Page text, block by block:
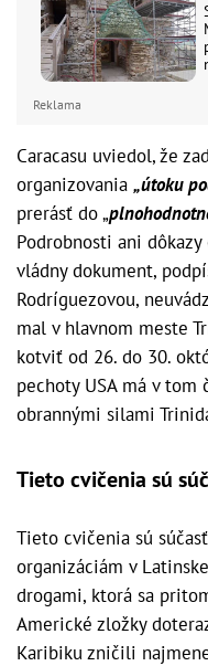
Reklama
Caracasu uviedol, že
organizovania „útoku
prerásť do „
Podrobnosti ani
vládny dokument,
Rodríguezovou,
mal v hlavnom meste
kotviť od 26. do 30.
pechoty USA má v tom
obrannými silami
Tieto cvičenia sú
Tieto cvičenia sú
organizáciám v
drogami, ktorá sa
Americké zložky
Karibiku zničili